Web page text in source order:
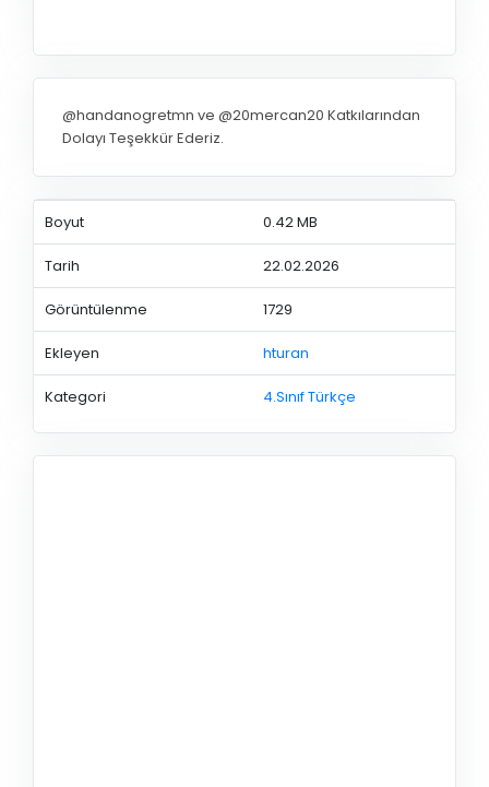
@handanogretmn ve @20mercan20 Katkılarından
Dolayı Teşekkür Ederiz.
Boyut 0.42 MB
Tarih 22.02.2026
Görüntülenme 1729
Ekleyen hturan
Kategori 4.Sınıf Türkçe